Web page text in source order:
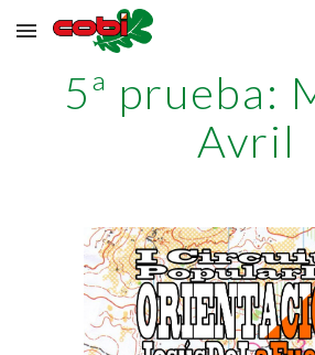
Skip to main content
5ª prueba:
Avril